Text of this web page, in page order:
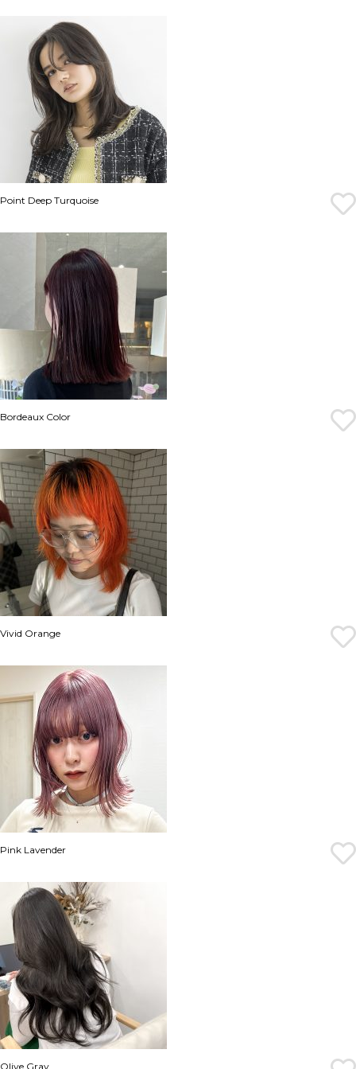
Point Deep Turquoise
Bordeaux Color
Vivid Orange
Pink Lavender
Olive Gray